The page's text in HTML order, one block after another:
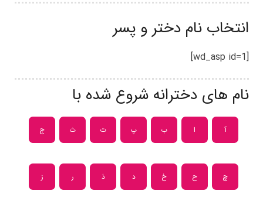
انتخاب نام دختر و پسر
[wd_asp id=1]
نام های دخترانه شروع شده با
آ ا ب پ ت ث ج
چ ح خ د ذ ر ز